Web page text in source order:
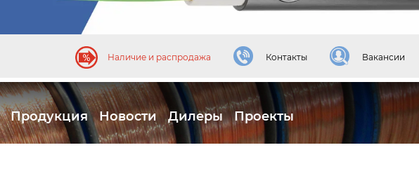
Наличие и распродажа Контакты Вакансии
Продукция Новости Дилеры Проекты